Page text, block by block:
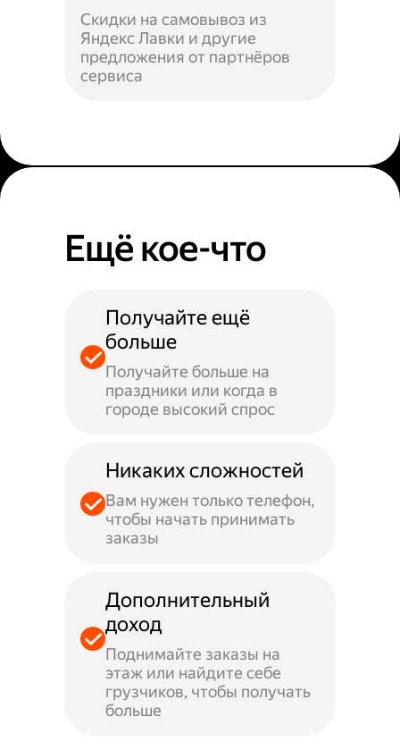
Скидки на самовывоз из
Яндекс Лавки и другие
предложения от партнёров
сервиса
Ещё кое-что
Получайте ещё
больше
Получайте больше на
праздники или когда в
городе высокий спрос
Никаких сложностей
Вам нужен только телефон,
чтобы начать принимать
заказы
Дополнительный
доход
Поднимайте заказы на
этаж или найдите себе
грузчиков, чтобы получать
больше